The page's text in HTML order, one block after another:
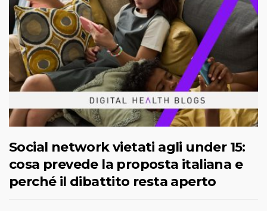
Social network vietati agli under 15:
cosa prevede la proposta italiana e
perché il dibattito resta aperto